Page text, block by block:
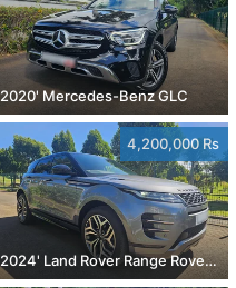
2020' Mercedes-Benz GLC
4,200,000 Rs
2024' Land Rover Range Rover Evoque